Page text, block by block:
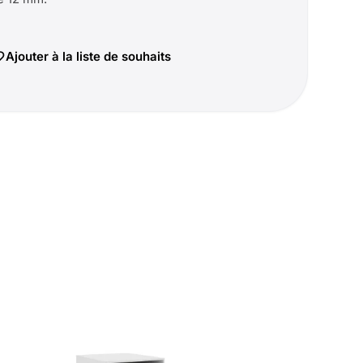
Ajouter à la liste de souhaits